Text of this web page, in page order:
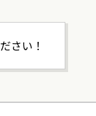
さい！